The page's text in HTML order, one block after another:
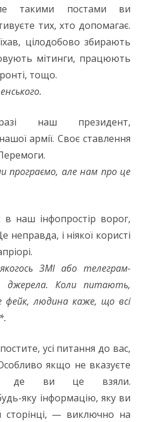
такими постами ви
тих, хто допомагає.
цілодобово збирають
мітинги, працюють
тощо.
наш президент,
армії. Своє ставлення
програємо, але нам про це
в наш інфопростір ворог,
і ніякої користі
ЗМІ або телеграм-
джерела. Коли питають,
фейк, людина каже, що всі
усі питання до вас,
якщо не вказуєте
де ви це взяли.
яку інформацію, яку ви
сторінці, — виключно на